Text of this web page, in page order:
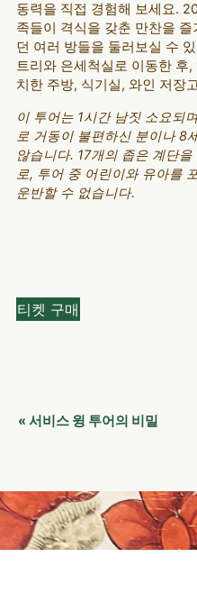
동력을 직접 경험해 보세요.
족들이 격식을 갖춘 만찬을
던 여러 방들을 둘러보실 수
트리와 은세척실로 이동한 후
치한 주방, 식기실, 와인 저장
이 투어는 1시간 남짓 소요되
로 거동이 불편하신 분이나 8
않습니다. 17개의 좁은 계단
로, 투어 중 어린이와 유아를
운반할 수 없습니다.
티켓 구매
이
네
비
게
« 서비스 윙 투어의 비밀